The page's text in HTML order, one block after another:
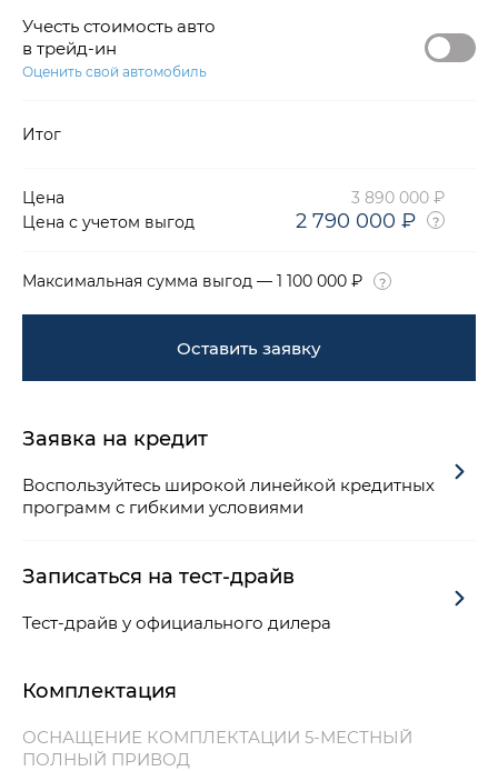
Учесть стоимость авто
в трейд-ин
Оценить свой автомобиль
Итог
Цена
3 890 000 ₽
Цена с учетом выгод
2 790 000 ₽
Максимальная сумма выгод — 1 100 000 ₽
Оставить заявку
Заявка на кредит
Воспользуйтесь широкой линейкой кредитных
программ с гибкими условиями
Записаться на тест-драйв
Тест-драйв у официального дилера
Комплектация
ОСНАЩЕНИЕ КОМПЛЕКТАЦИИ 5-МЕСТНЫЙ
ПОЛНЫЙ ПРИВОД